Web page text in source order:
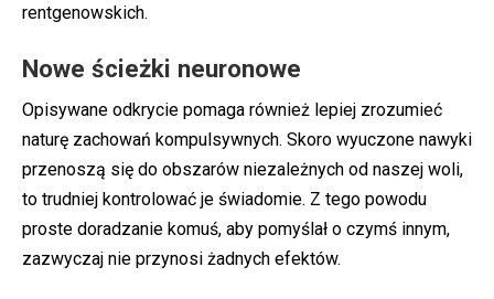
rentgenowskich.
Nowe ścieżki neuronowe
Opisywane odkrycie pomaga również lepiej zrozumieć
naturę zachowań kompulsywnych. Skoro wyuczone nawyki
przenoszą się do obszarów niezależnych od naszej woli,
to trudniej kontrolować je świadomie. Z tego powodu
proste doradzanie komuś, aby pomyślał o czymś innym,
zazwyczaj nie przynosi żadnych efektów.